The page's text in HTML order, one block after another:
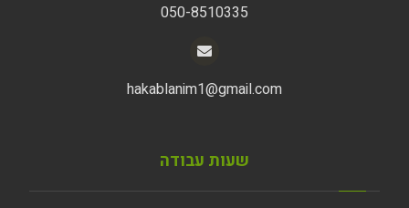
050-8510335
hakablanim1@gmail.com
שעות עבודה